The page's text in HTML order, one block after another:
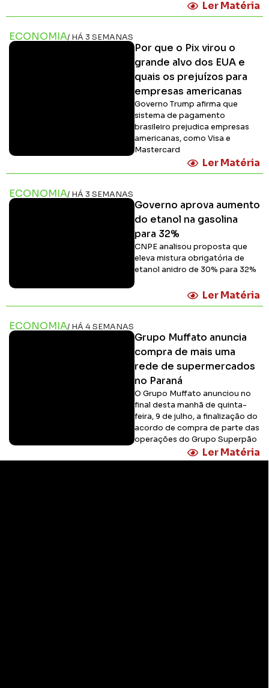
Ler Matéria
ECONOMIA/ HÁ 3 SEMANAS
Por que o Pix virou o
grande alvo dos EUA e
quais os prejuízos para
empresas americanas
Governo Trump afirma que
sistema de pagamento
brasileiro prejudica empresas
americanas, como Visa e
Mastercard
Ler Matéria
ECONOMIA/ HÁ 3 SEMANAS
Governo aprova aumento
do etanol na gasolina
para 32%
CNPE analisou proposta que
eleva mistura obrigatória de
etanol anidro de 30% para 32%
Ler Matéria
ECONOMIA/ HÁ 4 SEMANAS
Grupo Muffato anuncia
compra de mais uma
rede de supermercados
no Paraná
O Grupo Muffato anunciou no
final desta manhã de quinta-
feira, 9 de julho, a finalização do
acordo de compra de parte das
operações do Grupo Superpão
Ler Matéria